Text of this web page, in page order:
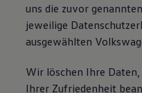
uns die zuvor
jeweilige
ausgewählten
Wir löschen Ihre
Ihrer Zufriedenheit